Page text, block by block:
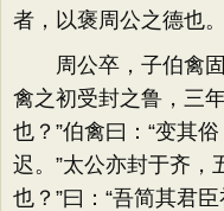
者，以褒周公之德也。
周公卒，子伯禽固
禽之初受封之鲁，三
也？”伯禽曰：“变其
迟。”太公亦封于齐，
也？”曰：“吾简其君